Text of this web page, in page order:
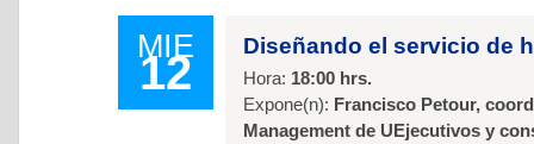
MIE
12
Diseñando el servicio de
Hora: 18:00 hrs.
Expone(n): Francisco Petour,
Management de UEjecutivos y